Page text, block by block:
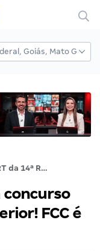
TRT da 14ª Região terá concurso para nível médio e superior! FCC é a organizadora!
concurso
FCC é